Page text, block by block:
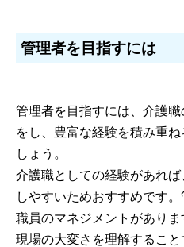
管理者を目指すには
管理者を目指すには、介護
をし、豊富な経験を積み重
しょう。
介護職としての経験があれ
しやすいためおすすめです
職員のマネジメントがありま
現場の大変さを理解するこ